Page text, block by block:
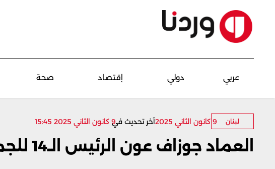
عربي دولي إقتصاد صحة
لبنان 9 كانون الثاني 2025 آخر تحديث في
9 كانون الثاني 2025 15:45
العماد جوزاف عون الرئيس الـ14 للجمهورية اللبنانية